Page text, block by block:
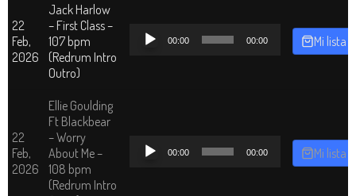
22
Feb,
2026
Jack Harlow
– First Class –
107 bpm
(Redrum Intro
Outro)
Reproductor
00:00 00:00 Mi lista
22
Feb,
2026
Ellie Goulding
Ft Blackbear
– Worry
About Me –
108 bpm
(Redrum Intro
Reproductor
00:00 00:00 Mi lista